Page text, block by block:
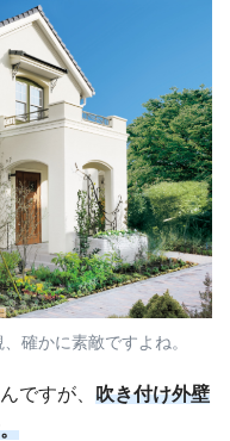
確かに素敵ですよね。
ですが、 吹き付け外壁